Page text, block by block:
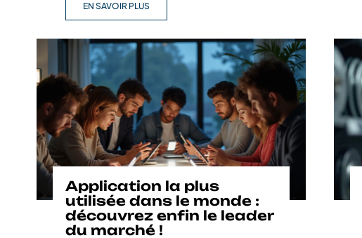
EN SAVOIR PLUS
Application la plus
utilisée dans le monde :
découvrez enfin le leader
du marché !